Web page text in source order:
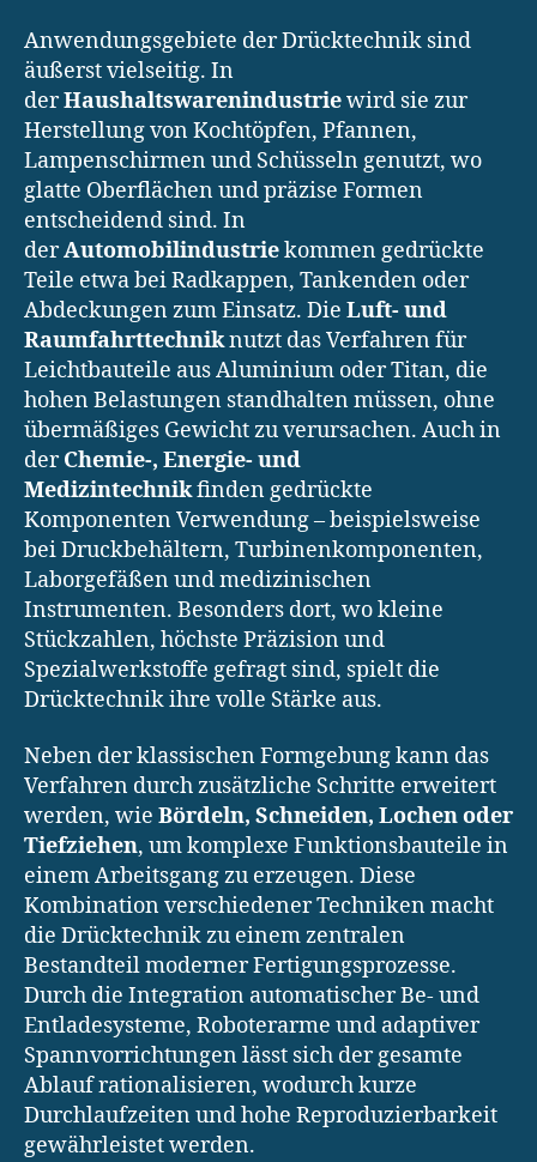
Anwendungsgebiete der Drücktechnik sind
äußerst vielseitig. In
derHaushaltswarenindustriewird sie zur
Herstellung von Kochtöpfen, Pfannen,
Lampenschirmen und Schüsseln genutzt, wo
glatte Oberflächen und präzise Formen
entscheidend sind. In
derAutomobilindustriekommen gedrückte
Teile etwa bei Radkappen, Tankenden oder
Abdeckungen zum Einsatz. Die Luft- und
Raumfahrttechniknutzt das Verfahren für
Leichtbauteile aus Aluminium oder Titan, die
hohen Belastungen standhalten müssen, ohne
übermäßiges Gewicht zu verursachen. Auch in
derChemie-, Energie- und
Medizintechnikfinden gedrückte
Komponenten Verwendung – beispielsweise
bei Druckbehältern, Turbinenkomponenten,
Laborgefäßen und medizinischen
Instrumenten. Besonders dort, wo kleine
Stückzahlen, höchste Präzision und
Spezialwerkstoffe gefragt sind, spielt die
Drücktechnik ihre volle Stärke aus.
Neben der klassischen Formgebung kann das
Verfahren durch zusätzliche Schritte erweitert
werden, wie Bördeln, Schneiden, Lochen oder
Tiefziehen, um komplexe Funktionsbauteile in
einem Arbeitsgang zu erzeugen. Diese
Kombination verschiedener Techniken macht
die Drücktechnik zu einem zentralen
Bestandteil moderner Fertigungsprozesse.
Durch die Integration automatischer Be- und
Entladesysteme, Roboterarme und adaptiver
Spannvorrichtungen lässt sich der gesamte
Ablauf rationalisieren, wodurch kurze
Durchlaufzeiten und hohe Reproduzierbarkeit
gewährleistet werden.